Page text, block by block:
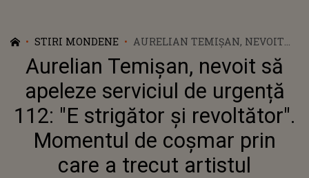
STIRI MONDENE
AURELIAN TEMIȘAN, NEVOIT
SĂ APELEZE SERVICIUL DE
URGENȚĂ 112: "E STRIGĂTOR ȘI
REVOLTĂTOR". MOMENTUL DE
COȘMAR PRIN CARE A TRECUT
ARTISTUL
Aurelian Temișan, nevoit să
apeleze serviciul de urgență
112: "E strigător și revoltător".
Momentul de coșmar prin
care a trecut artistul